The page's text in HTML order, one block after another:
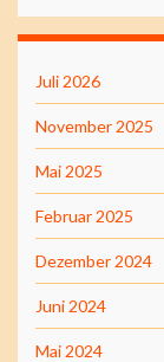
Juli 2026
November 2025
Mai 2025
Februar 2025
Dezember 2024
Juni 2024
Mai 2024